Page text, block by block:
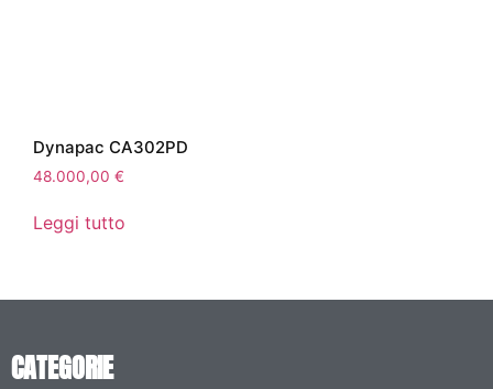
Dynapac CA302PD
48.000,00 €
Leggi tutto
CATEGORIE